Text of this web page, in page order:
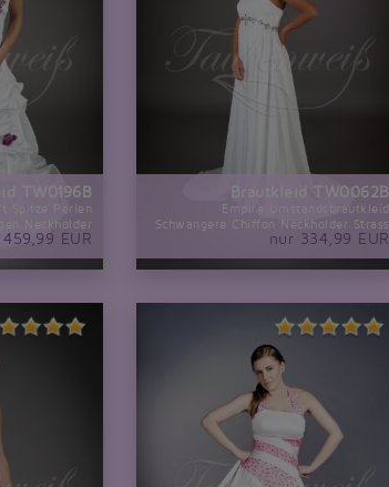
TW0196B
Spitze Perlen
Neckholder
EUR
Brautkleid TW0062B
Empire Umstandsbrautkleid
Schwangere Chiffon Neckholder Strass
nur 334,99 EUR